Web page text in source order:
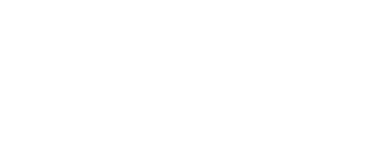
claustrofóbica, que mide menos